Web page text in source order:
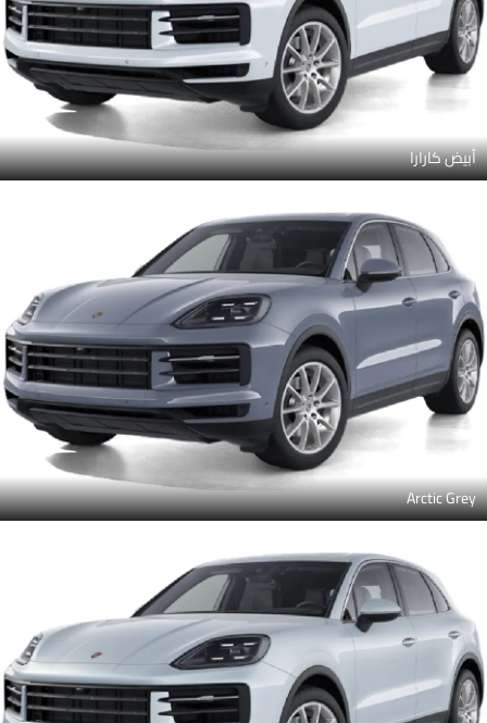
أبيض كارارا
Arctic Grey